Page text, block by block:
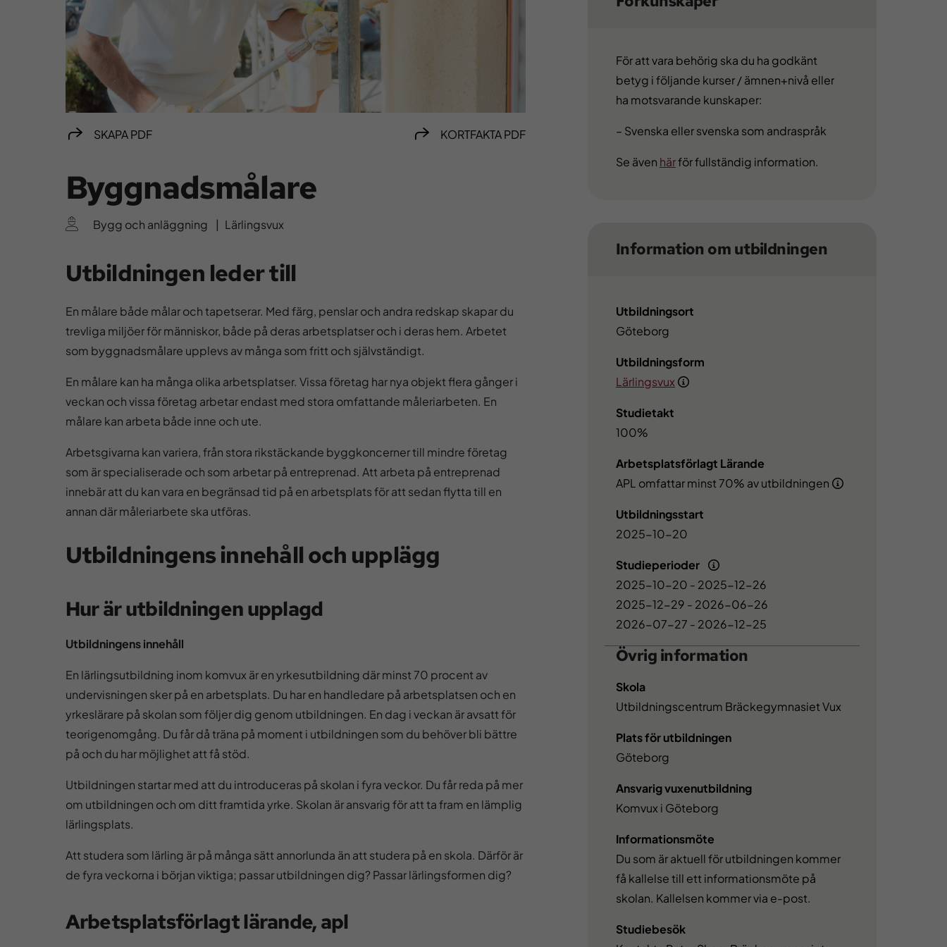
SKAPA PDF KORTFAKTA PDF
Byggnadsmålare
Bygg och anläggning | Lärlingsvux
Utbildningen leder till
En målare både målar och tapetserar. Med färg, penslar och andra redskap skapar du
trevliga miljöer för människor, både på deras arbetsplatser och i deras hem. Arbetet
som byggnadsmålare upplevs av många som fritt och självständigt.
En målare kan ha många olika arbetsplatser. Vissa företag har nya objekt flera gånger i
veckan och vissa företag arbetar endast med stora omfattande måleriarbeten. En
målare kan arbeta både inne och ute.
Arbetsgivarna kan variera, från stora rikstäckande byggkoncerner till mindre företag
som är specialiserade och som arbetar på entreprenad. Att arbeta på entreprenad
innebär att du kan vara en begränsad tid på en arbetsplats för att sedan flytta till en
annan där måleriarbete ska utföras.
Utbildningens innehåll och upplägg
Hur är utbildningen upplagd
Utbildningens innehåll
En lärlingsutbildning inom komvux är en yrkesutbildning där minst 70 procent av
undervisningen sker på en arbetsplats. Du har en handledare på arbetsplatsen och en
yrkeslärare på skolan som följer dig genom utbildningen. En dag i veckan är avsatt för
teorigenomgång. Du får då träna på moment i utbildningen som du behöver bli bättre
på och du har möjlighet att få stöd.
Utbildningen startar med att du introduceras på skolan i fyra veckor. Du får reda på mer
om utbildningen och om ditt framtida yrke. Skolan är ansvarig för att ta fram en lämplig
lärlingsplats.
Att studera som lärling är på många sätt annorlunda än att studera på en skola. Därför är
de fyra veckorna i början viktiga; passar utbildningen dig? Passar lärlingsformen dig?
Arbetsplatsförlagt lärande, apl
För att vara behörig ska du ha godkänt
betyg i följande kurser / ämnen+nivå eller
ha motsvarande kunskaper:
– Svenska eller svenska som andraspråk
Se även härför fullständig information.
Information om utbildningen
Utbildningsort
Göteborg
Utbildningsform
Lärlingsvux
Studietakt
100%
Arbetsplatsförlagt Lärande
APL omfattar minst 70% av utbildningen
Utbildningsstart
2025-10-20
Studieperioder
2025-10-20 - 2025-12-26
2025-12-29 - 2026-06-26
2026-07-27 - 2026-12-25
Övrig information
Skola
Utbildningscentrum Bräckegymnasiet Vux
Plats för utbildningen
Göteborg
Ansvarig vuxenutbildning
Komvux i Göteborg
Informationsmöte
Du som är aktuell för utbildningen kommer
få kallelse till ett informationsmöte på
skolan. Kallelsen kommer via e-post.
Studiebesök